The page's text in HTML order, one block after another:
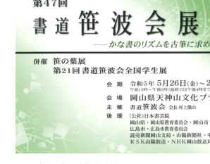
お問い合わせ